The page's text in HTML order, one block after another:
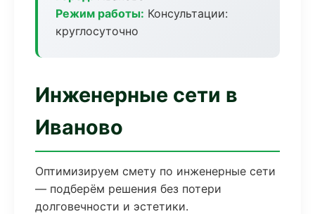
Режим работы: Консультации:
круглосуточно
Инженерные сети в
Иваново
Оптимизируем смету по инженерные сети
— подберём решения без потери
долговечности и эстетики.